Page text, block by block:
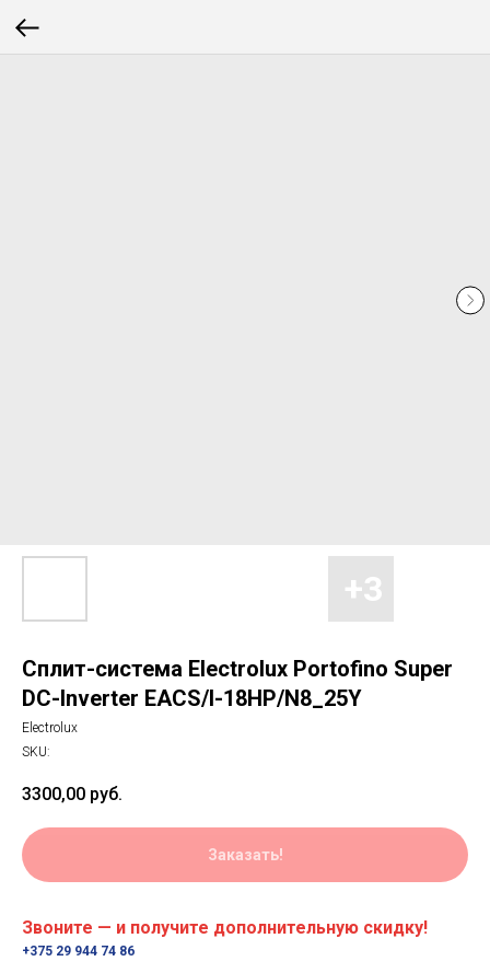
Сплит-система Electrolux Portofino Super
DC-Inverter EACS/I-18HP/N8_25Y
Electrolux
SKU:
3300,00 руб.
Заказать!
Звоните — и получите дополнительную скидку!
+375 29 944 74 86